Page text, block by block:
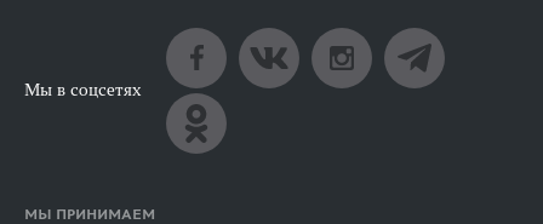
Мы в соцсетях
МЫ ПРИНИМАЕМ